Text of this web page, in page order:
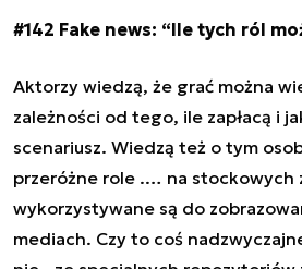
#142 Fake news: “Ile tych ról
Aktorzy wiedzą, że grać można
zależności od tego, ile zapłacą i
scenariusz. Wiedzą też o tym
przeróżne role .… na stockowych
wykorzystywane są do
mediach. Czy to coś